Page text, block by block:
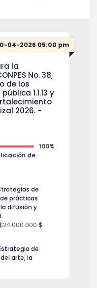
04-2026 05:00 pm
la
No. 38,
de los
1.1.13 y
2026. -
100%
de
de
prácticas
difusión y
$
de
arte, la
del Pueblo